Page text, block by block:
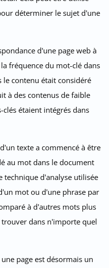
déterminer le sujet d'une
d'une page web à
fréquence du mot-clé dans
le contenu était considéré
à des contenus de faible
étaient intégrés dans
texte a commencé à être
au mot dans le document
technique d'analyse utilisée
mot ou d'une phrase par
à d'autres mots plus
dans n'importe quel
page est désormais un